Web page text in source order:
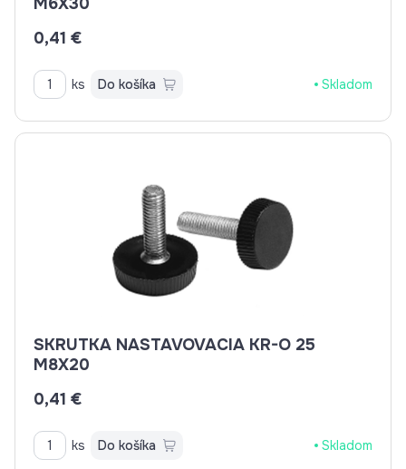
0,41 €
ks Do košíka Skladom
SKRUTKA NASTAVOVACIA KR-O 25
M8X20
0,41 €
ks Do košíka Skladom